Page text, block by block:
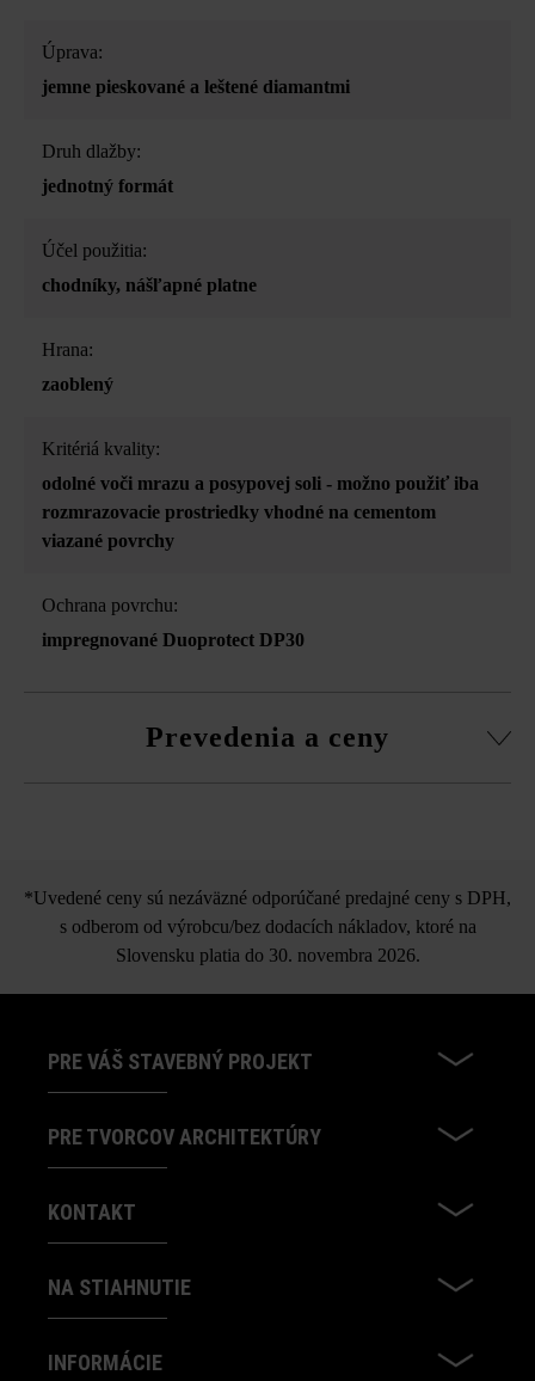
Úprava:
jemne pieskované a leštené diamantmi
Druh dlažby:
jednotný formát
Účel použitia:
chodníky, nášľapné platne
Hrana:
zaoblený
Kritériá kvality:
odolné voči mrazu a posypovej soli - možno použiť iba
rozmrazovacie prostriedky vhodné na cementom
viazané povrchy
Ochrana povrchu:
impregnované Duoprotect DP30
Prevedenia a ceny
*Uvedené ceny sú nezáväzné odporúčané predajné ceny s DPH,
s odberom od výrobcu/bez dodacích nákladov, ktoré na
Slovensku platia do 30. novembra 2026.
PRE VÁŠ STAVEBNÝ PROJEKT
PRE TVORCOV ARCHITEKTÚRY
KONTAKT
NA STIAHNUTIE
INFORMÁCIE